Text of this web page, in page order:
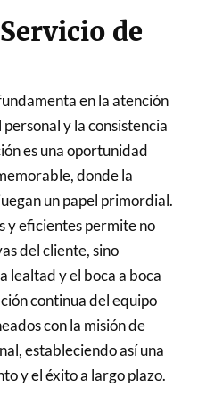
de
en la atención
y la consistencia
es una oportunidad
donde la
un papel primordial.
y eficientes permite no
del cliente, sino
lealtad y el boca a boca
continua del equipo
con la misión de
estableciendo así una
y el éxito a largo plazo.